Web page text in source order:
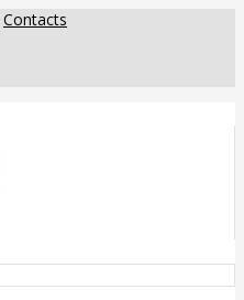
Contacts